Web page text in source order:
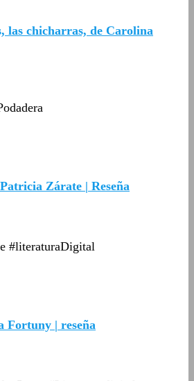
las chicharras, de Carolina
Zárate | Reseña
#literaturaDigital
Fortuny | reseña